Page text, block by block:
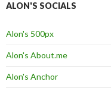
ALON'S SOCIALS
Alon's 500px
Alon's About.me
Alon's Anchor